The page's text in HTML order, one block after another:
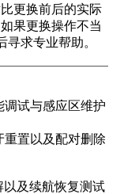
更换前后的实际
果更换操作不当
求专业帮助。
调试与感应区维护
重置以及配对删除
以及续航恢复测试